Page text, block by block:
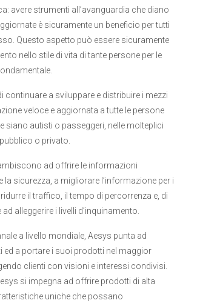
avere strumenti all’avanguardia che diano
è sicuramente un beneficio per tutti
Questo aspetto può essere sicuramente
nello stile di vita di tante persone per le
continuare a sviluppare e distribuire i mezzi
veloce e aggiornata a tutte le persone
siano autisti o passeggeri, nelle molteplici
o privato.
ad offrire le informazioni
la sicurezza, a migliorare l’informazione per i
il traffico, il tempo di percorrenza e, di
alleggerire i livelli d’inquinamento.
a livello mondiale, Aesys punta ad
ed a portare i suoi prodotti nel maggior
clienti con visioni e interessi condivisi.
si impegna ad offrire prodotti di alta
uniche che possano